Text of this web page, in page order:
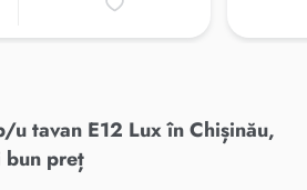
u tavan E12 Lux în Chișinău,
bun preț